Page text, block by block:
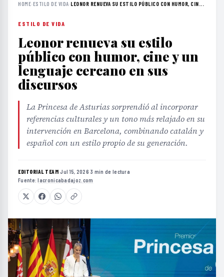
HOME›ESTILO DE VIDA›LEONOR RENUEVA SU ESTILO PÚBLICO CON HUMOR, CIN...
ESTILO DE VIDA
Leonor renueva su estilo
público con humor, cine y un
lenguaje cercano en sus
discursos
La Princesa de Asturias sorprendió al incorporar
referencias culturales y un tono más relajado en su
intervención en Barcelona, combinando catalán y
español con un estilo propio de su generación.
EDITORIAL TEAM·Jul 15, 2026·3 min de lectura·
Fuente:lacronicabadajoz.com